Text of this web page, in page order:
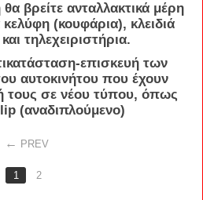
βρείτε ανταλλακτικάμέρη
κελύφη(κουφάρια), κλειδιά
τηλεχειριστήρια.
-επισκευή των
αυτοκινήτου που έχουν
τους σε νέου τύπου, όπως
(αναδιπλούμενο)
PREV
1 2